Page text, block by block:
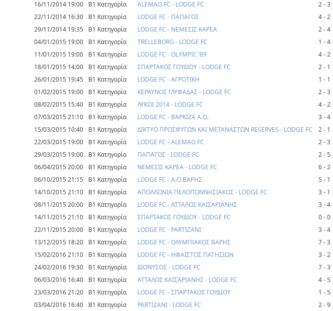
16/11/2014 19:00
Β1 Κατηγορία ALEMAO FC - LODGE FC 2 - 3
22/11/2014 16:30
Β1 Κατηγορία LODGE FC - ΠΑΠΑΓΟΣ 4 - 2
29/11/2014 19:35
Β1 Κατηγορία LODGE FC - ΝΕΜΕΣΙΣ ΚΑΡΕΑ 2 - 4
04/01/2015 19:00
Β1 Κατηγορία TRELLEBORG - LODGE FC 1 - 4
11/01/2015 19:00
Β1 Κατηγορία LODGE FC - OLYMPIC ‘89 4 - 2
18/01/2015 14:00
Β1 Κατηγορία ΣΠΑΡΤΑΚΟΣ ΓΟΥΔΙΟΥ - LODGE FC 2 - 1
26/01/2015 19:45
Β1 Κατηγορία LODGE FC - ΑΓΡΟΤΙΚΗ 1 - 1
01/02/2015 19:00
Β1 Κατηγορία ΚΕΡΑΥΝΟΣ ΓΛΥΦΑΔΑΣ - LODGE FC 2 - 3
08/02/2015 15:40
Β1 Κατηγορία ΛΥΚΟΙ 2014 - LODGE FC 4 - 2
07/03/2015 21:10
Β1 Κατηγορία LODGE FC - ΒΑΡΚΙΖΑ Α.Ο. 3 - 4
15/03/2015 10:40
Β1 Κατηγορία ΔΙΚΤΥΟ ΠΡΟΣΦΥΓΩΝ ΚΑΙ ΜΕΤΑΝΑΣΤΩΝ RESERVES - LODGE FC 2 - 1
22/03/2015 19:00
Β1 Κατηγορία LODGE FC - ALEMAO FC 2 - 3
29/03/2015 19:00
Β1 Κατηγορία ΠΑΠΑΓΟΣ - LODGE FC 2 - 5
06/04/2015 20:00
Β1 Κατηγορία ΝΕΜΕΣΙΣ ΚΑΡΕΑ - LODGE FC 6 - 2
06/10/2015 21:15
Β1 Κατηγορία LODGE FC - Α.Ο ΒΑΡΗΣ 5 - 1
14/10/2015 21:10
Β1 Κατηγορία ΑΠΟΛΛΩΝΙΑ ΠΕΛΟΠΟΝΝΗΣΙΑΚΟΣ - LODGE FC 3 - 1
08/11/2015 20:00
Β1 Κατηγορία LODGE FC - ΑΤΤΑΛΟΣ ΚΑΙΣΑΡΙΑΝΗΣ 3 - 4
14/11/2015 21:10
Β1 Κατηγορία ΣΠΑΡΤΑΚΟΣ ΓΟΥΔΙΟΥ - LODGE FC 0 - 0
22/11/2015 20:00
Β1 Κατηγορία LODGE FC - PARTIZANI 3 - 4
13/12/2015 18:20
Β1 Κατηγορία LODGE FC - ΟΛΥΜΠΙΑΚΟΣ ΒΑΡΗΣ 7 - 3
15/02/2016 21:10
Β1 Κατηγορία LODGE FC - ΗΦΑΙΣΤΟΣ ΠΑΤΗΣΙΩΝ 3 - 2
24/02/2016 19:30
Β1 Κατηγορία ΔΙΟΝΥΣΟΣ - LODGE FC 7 - 3
06/03/2016 16:40
Β1 Κατηγορία ΑΤΤΑΛΟΣ ΚΑΙΣΑΡΙΑΝΗΣ - LODGE FC 4 - 5
23/03/2016 21:20
Β1 Κατηγορία LODGE FC - ΣΠΑΡΤΑΚΟΣ ΓΟΥΔΙΟΥ 1 - 5
03/04/2016 16:40
Β1 Κατηγορία PARTIZANI - LODGE FC 2 - 9